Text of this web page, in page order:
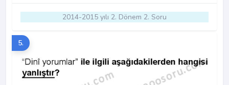
2014-2015 yılı 2. Dönem 2. Soru
5.